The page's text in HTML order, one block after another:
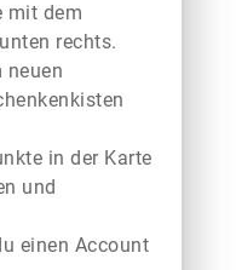
mit dem
rechts.
neuen
in der Karte
und
einen Account